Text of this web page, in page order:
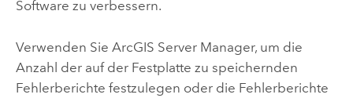
Software zu verbessern.
Verwenden Sie ArcGIS ServerManager, um die
Anzahl der auf der Festplatte zu speichernden
Fehlerberichte festzulegen oder die Fehlerberichte